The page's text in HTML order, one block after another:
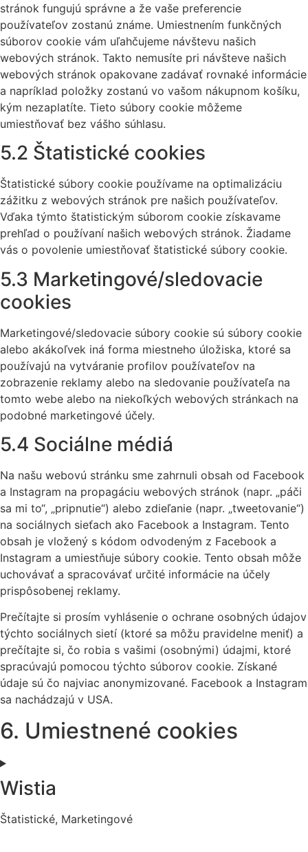
stránok fungujú správne a že vaše preferencie
používateľov zostanú známe. Umiestnením funkčných
súborov cookie vám uľahčujeme návštevu našich
webových stránok. Takto nemusíte pri návšteve našich
webových stránok opakovane zadávať rovnaké informácie
a napríklad položky zostanú vo vašom nákupnom košíku,
kým nezaplatíte. Tieto súbory cookie môžeme
umiestňovať bez vášho súhlasu.
5.2 Štatistické cookies
Štatistické súbory cookie používame na optimalizáciu
zážitku z webových stránok pre našich používateľov.
Vďaka týmto štatistickým súborom cookie získavame
prehľad o používaní našich webových stránok. Žiadame
vás o povolenie umiestňovať štatistické súbory cookie.
5.3 Marketingové/sledovacie
cookies
Marketingové/sledovacie súbory cookie sú súbory cookie
alebo akákoľvek iná forma miestneho úložiska, ktoré sa
používajú na vytváranie profilov používateľov na
zobrazenie reklamy alebo na sledovanie používateľa na
tomto webe alebo na niekoľkých webových stránkach na
podobné marketingové účely.
5.4 Sociálne médiá
Na našu webovú stránku sme zahrnuli obsah od Facebook
a Instagram na propagáciu webových stránok (napr. „páči
sa mi to“, „pripnutie“) alebo zdieľanie (napr. „tweetovanie“)
na sociálnych sieťach ako Facebook a Instagram. Tento
obsah je vložený s kódom odvodeným z Facebook a
Instagram a umiestňuje súbory cookie. Tento obsah môže
uchovávať a spracovávať určité informácie na účely
prispôsobenej reklamy.
Prečítajte si prosím vyhlásenie o ochrane osobných údajov
týchto sociálnych sietí (ktoré sa môžu pravidelne meniť) a
prečítajte si, čo robia s vašimi (osobnými) údajmi, ktoré
spracúvajú pomocou týchto súborov cookie. Získané
údaje sú čo najviac anonymizované. Facebook a Instagram
sa nachádzajú v USA.
6. Umiestnené cookies
Wistia
Štatistické, Marketingové